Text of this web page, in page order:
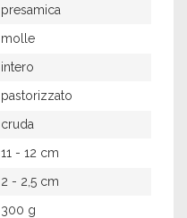
presamica
molle
intero
pastorizzato
cruda
11 - 12 cm
2 - 2,5 cm
300 g